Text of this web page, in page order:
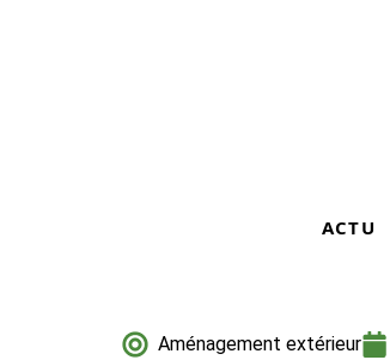
ACTU
Aménagement extérieur